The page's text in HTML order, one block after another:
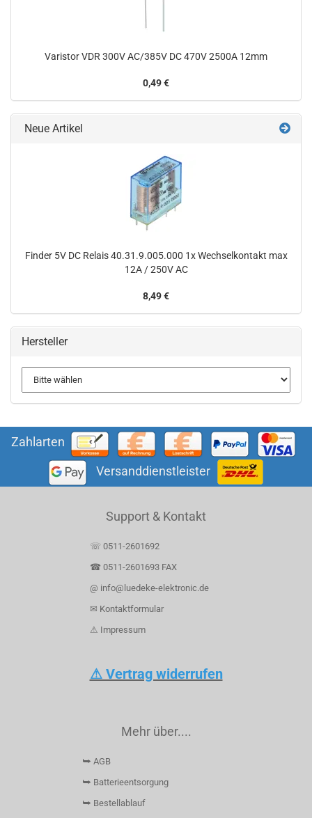
Varistor VDR 300V AC/385V DC 470V 2500A 12mm
0,49 €
Neue Artikel
Finder 5V DC Relais 40.31.9.005.000 1x Wechselkontakt max
12A / 250V AC
8,49 €
Hersteller
Zahlarten
Versanddienstleister
Support & Kontakt
☏ 0511-2601692
☎ 0511-2601693 FAX
@ info@luedeke-elektronic.de
✉ Kontaktformular
⚠ Impressum
⚠ Vertrag widerrufen
Mehr über....
⮩ AGB
⮩ Batterieentsorgung
⮩ Bestellablauf